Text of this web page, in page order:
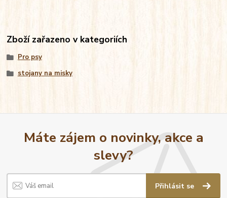
Zboží zařazeno v kategoriích
Pro psy
stojany na misky
Máte zájem o novinky, akce a
slevy?
Přihlásit se